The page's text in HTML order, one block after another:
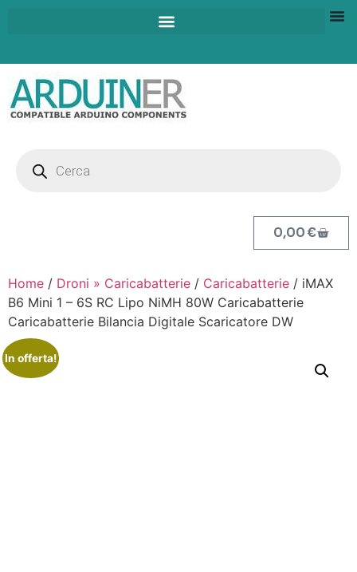
0,00€
Home / Droni » Caricabatterie / Caricabatterie / iMAX
B6 Mini 1 – 6S RC Lipo NiMH 80W Caricabatterie
Caricabatterie Bilancia Digitale Scaricatore DW
In offerta!